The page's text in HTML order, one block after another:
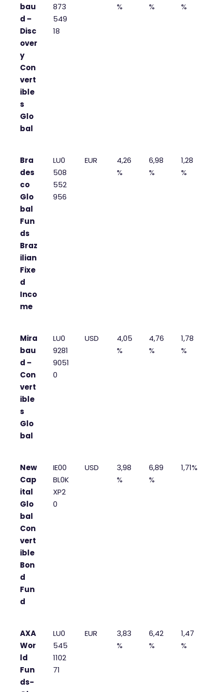
bau
d –
Disc
over
y
Con
vert
ible
s
Glo
bal
873
549
18
%
%
%
Bra
des
co
Glo
bal
Fun
ds
Braz
ilian
Fixe
d
Inco
me
LU0
508
552
956
EUR
4,26
%
6,98
%
1,28
%
Mira
bau
d –
Con
vert
ible
s
Glo
bal
LU0
9281
9051
0
USD
4,05
%
4,76
%
1,78
%
New
Cap
ital
Glo
bal
Con
vert
ible
Bon
d
Fun
d
IE00
BL0K
XP2
0
USD
3,98
%
6,89
%
1,71%
AXA
Wor
ld
Fun
ds-
LU0
545
1102
71
EUR
3,83
%
6,42
%
1,47
%